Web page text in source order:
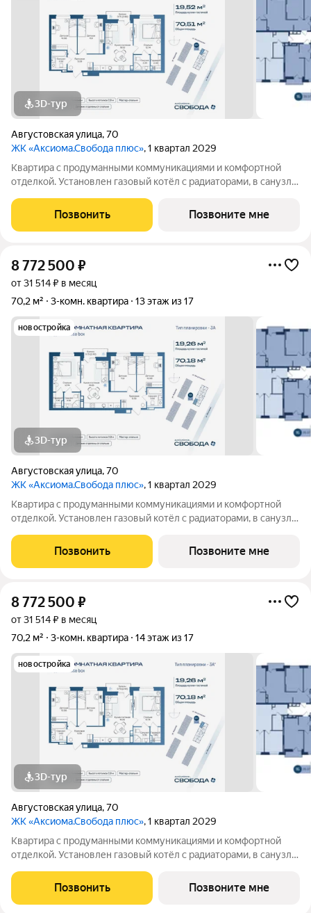
3D-тур
Августовская улица,70
ЖК «Аксиома.Свобода плюс», 1 квартал 2029
Квартира с продуманными коммуникациями и комфортной
отделкой. Установлен газовый котёл с радиаторами, в санузле
электропроводка с розетками и выключателями. Проведены
системы холодного и горячего
Позвонить Позвоните мне
8 772 500 ₽
от 31 514 ₽ в месяц
70,2 м²
3-комн. квартира 13 этаж из 17
новостройка
3D-тур
Августовская улица,70
ЖК «Аксиома.Свобода плюс», 1 квартал 2029
Квартира с продуманными коммуникациями и комфортной
отделкой. Установлен газовый котёл с радиаторами, в санузле
электропроводка с розетками и выключателями. Проведены
системы холодного и горячего
Позвонить Позвоните мне
8 772 500 ₽
от 31 514 ₽ в месяц
70,2 м²
3-комн. квартира 14 этаж из 17
новостройка
3D-тур
Августовская улица,70
ЖК «Аксиома.Свобода плюс», 1 квартал 2029
Квартира с продуманными коммуникациями и комфортной
отделкой. Установлен газовый котёл с радиаторами, в санузле
электропроводка с розетками и выключателями. Проведены
системы холодного и горячего
Позвонить Позвоните мне